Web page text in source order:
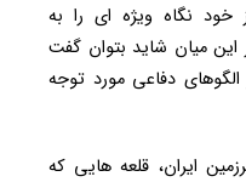
نگاه ویژه ای را به
این میان شاید بتوان گفت
دفاعی مورد توجه
ایران، قلعه هایی که